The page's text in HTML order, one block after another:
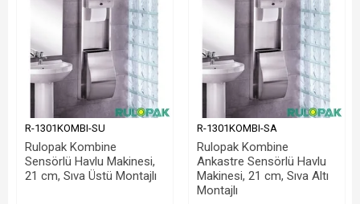
R-1301KOMBI-SU
Rulopak Kombine
Sensörlü Havlu Makinesi,
21 cm, Sıva Üstü Montajlı
R-1301KOMBI-SA
Rulopak Kombine
Ankastre Sensörlü Havlu
Makinesi, 21 cm, Sıva Altı
Montajlı